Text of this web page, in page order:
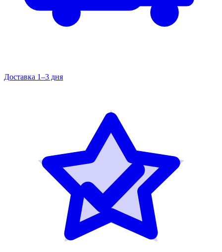
Доставка 1–3 дня